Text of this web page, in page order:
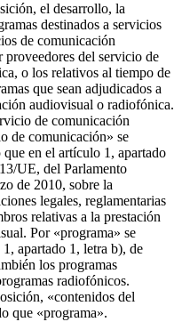
el desarrollo, la
destinados a servicios
de comunicación
proveedores del servicio de
o los relativos al tiempo de
que sean adjudicados a
audiovisual o radiofónica.
de comunicación
de comunicación» se
en el artículo 1, apartado
UE, del Parlamento
de 2010, sobre la
legales, reglamentarias
relativas a la prestación
Por «programa» se
apartado 1, letra b), de
los programas
radiofónicos.
«contenidos del
que «programa».